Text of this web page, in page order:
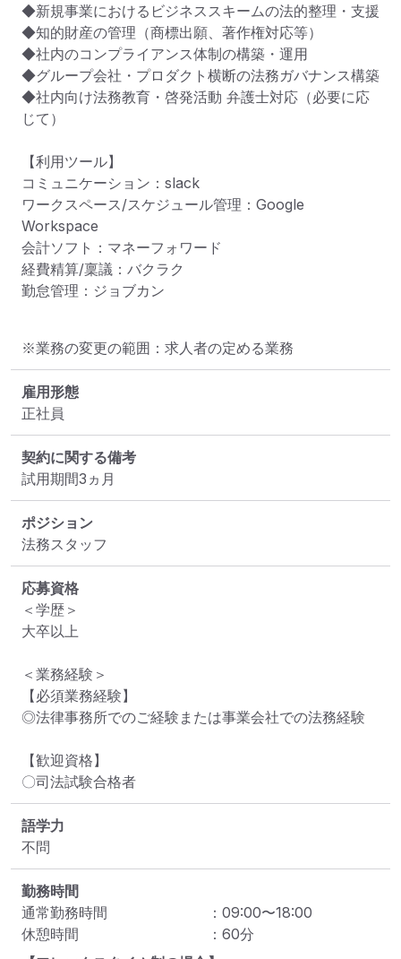
◆新規事業におけるビジネススキームの法的整理・支援
◆知的財産の管理（商標出願、著作権対応等）
◆社内のコンプライアンス体制の構築・運用
◆グループ会社・プロダクト横断の法務ガバナンス構築
◆社内向け法務教育・啓発活動 弁護士対応（必要に応
じて）
【利用ツール】
コミュニケーション：slack
ワークスペース/スケジュール管理：Google
Workspace
会計ソフト：マネーフォワード
経費精算/稟議：バクラク
勤怠管理：ジョブカン
※業務の変更の範囲：求人者の定める業務
雇用形態
正社員
契約に関する備考
試用期間3ヵ月
ポジション
法務スタッフ
応募資格
＜学歴＞
大卒以上
＜業務経験＞
【必須業務経験】
◎法律事務所でのご経験または事業会社での法務経験
【歓迎資格】
〇司法試験合格者
語学力
不問
勤務時間
通常勤務時間
： 09:00〜18:00
休憩時間
： 60分